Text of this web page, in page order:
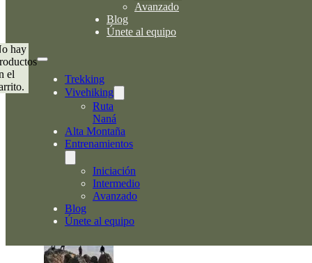
hay
el
Avanzado
Blog
Únete al equipo
Trekking
Vivehiking
Ruta
Naná
Alta Montaña
Entrenamientos
Iniciación
Intermedio
Avanzado
Blog
Únete al equipo